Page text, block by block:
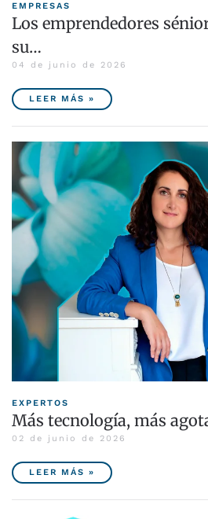
EMPRESAS
Los emprendedores
su…
04 de junio de 2026
LEER MÁS »
EXPERTOS
Más tecnología, más
02 de junio de 2026
LEER MÁS »